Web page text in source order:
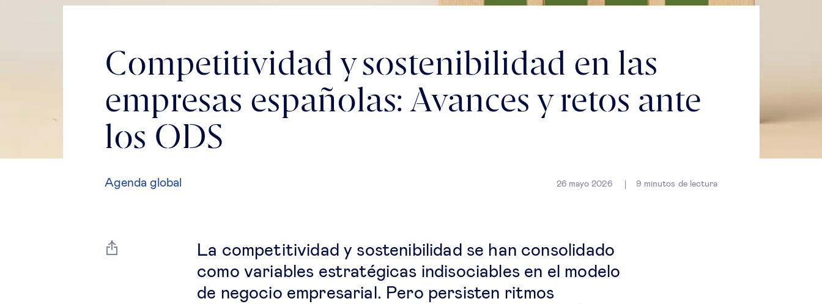
Competitividad y sostenibilidad en las
empresas españolas: Avances y retos ante
los ODS
Agenda global 26 mayo 2026 9 minutos de lectura
La competitividad y sostenibilidad se han consolidado
como variables estratégicas indisociables en el modelo
de negocio empresarial. Pero persisten ritmos